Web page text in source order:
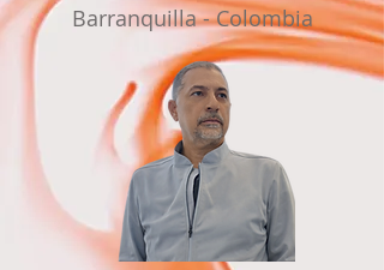
Barranquilla - Colombia